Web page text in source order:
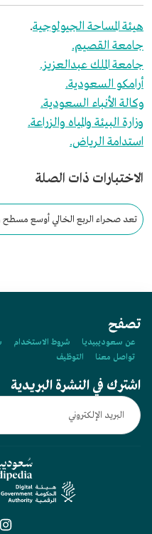
هيئة المساحة الجيولوجية.
جامعة القصيم.
جامعة الملك عبدالعزيز.
أرامكو السعودية.
وكالة الأنباء السعودية.
وزارة البيئة والمياه والزراعة.
استدامة الرياض.
الاختبارات ذات الصلة
تعد صحراء الربع الخالي أوسع مسطح
تصفح
عن سعوديبيديا شروط الاستخدام
تواصل معنا
التوظيف
اشترك في النشرة البريدية